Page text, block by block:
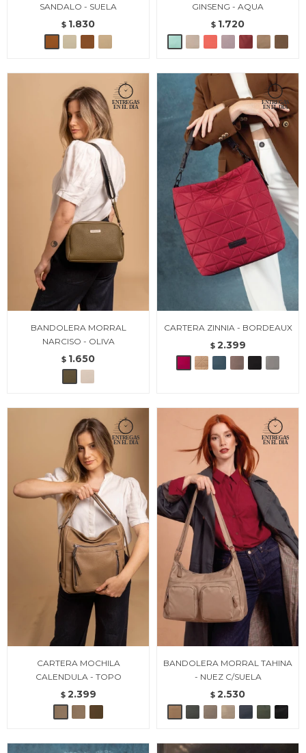
SANDALO - SUELA
$ 1.830
GINSENG - AQUA
$ 1.720
BANDOLERA MORRAL
NARCISO - OLIVA
$ 1.650
CARTERA ZINNIA - BORDEAUX
$ 2.399
CARTERA MOCHILA
CALENDULA - TOPO
$ 2.399
BANDOLERA MORRAL TAHINA
- NUEZ C/SUELA
$ 2.530